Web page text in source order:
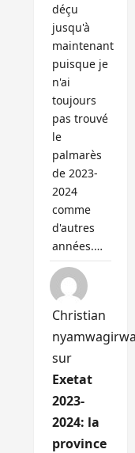
déçu
jusqu'à
maintenant
puisque je
n'ai
toujours
pas trouvé
le
palmarès
de 2023-
2024
comme
d'autres
années.…
Christian
sur
Exetat
2023-
2024: la
province